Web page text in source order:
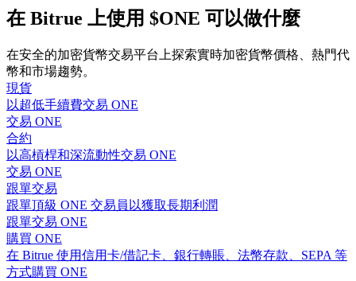
包含交易情況等的大數據分析
在 Bitrue 上使用 $ONE 可以做什麼
在安全的加密貨幣交易平台上探索實時加密貨幣價格、熱門代
幣和市場趨勢。
現貨
以超低手續費交易 ONE
交易 ONE
合約
以高槓桿和深流動性交易 ONE
交易 ONE
跟單交易
跟單頂級 ONE 交易員以獲取長期利潤
跟單交易 ONE
購買 ONE
在 Bitrue 使用信用卡/借記卡、銀行轉賬、法幣存款、SEPA 等
方式購買 ONE